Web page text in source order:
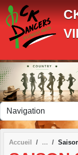
Accueil
Panneau de gestion